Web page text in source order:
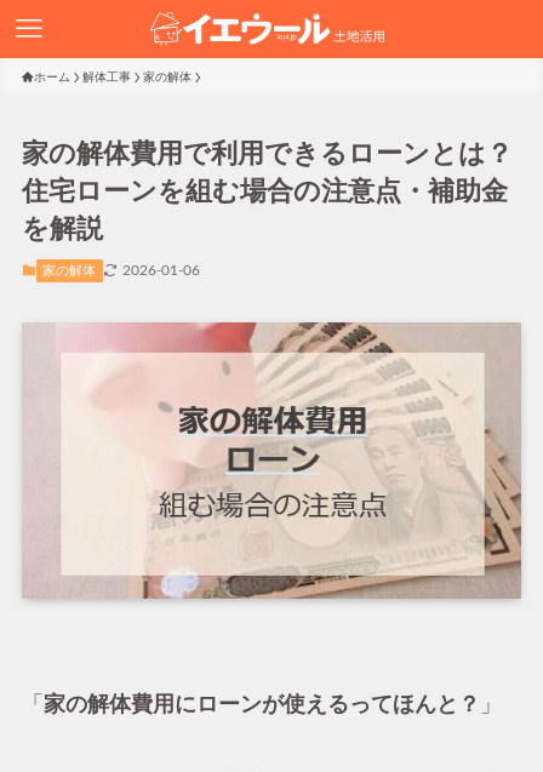
ホーム 解体工事 家の解体
家の解体費用で利用できるローンとは？
住宅ローンを組む場合の注意点・補助金
を解説
家の解体 2026-01-06
「 家の解体費用にローンが使えるってほんと？ 」